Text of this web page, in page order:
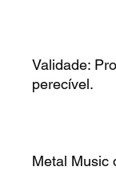
Validade:
perecível.
Metal Music